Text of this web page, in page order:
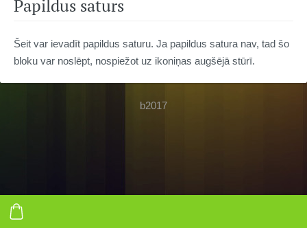
Papildus saturs
Šeit var ievadīt papildus saturu. Ja papildus satura nav, tad šo
bloku var noslēpt, nospiežot uz ikoniņas augšējā stūrī.
b2017